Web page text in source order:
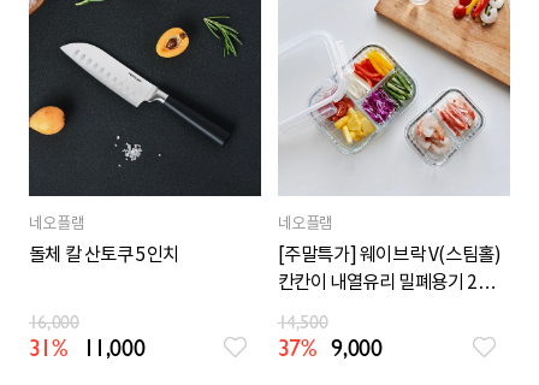
네오플램
돌체 칼 산토쿠 5인치
16,000
31% 11,000
네오플램
[주말특가] 웨이브락 V(스팀홀)
칸칸이 내열유리 밀폐용기 2종
(직사각 370ml+1,000ml)
14,500
37% 9,000